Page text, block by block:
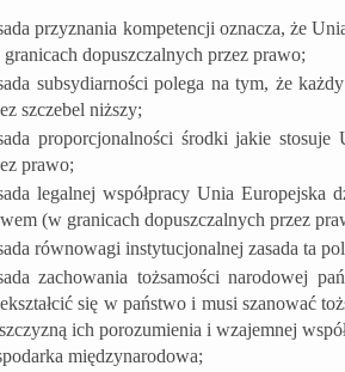
przyznania kompetencji oznacza, że
dopuszczalnych przez prawo;
subsydiarności polega na tym, że
szczebel niższy;
proporcjonalności środki jakie
prawo;
legalnej współpracy Unia Europejska
(w granicach dopuszczalnych przez
równowagi instytucjonalnej zasada ta
zachowania tożsamości narodowej
się w państwo i musi szanować
ich porozumienia i wzajemnej
międzynarodowa;